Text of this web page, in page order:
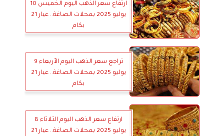
ارتفاع سعر الذهب اليوم الخميس 10
يوليو 2025 بمحلات الصاغة.. عيار 21
بكام
تراجع سعر الذهب اليوم الأربعاء 9
يوليو 2025 بمحلات الصاغة.. عيار 21
بكام
ارتفاع سعر الذهب اليوم الثلاثاء 8
يوليو 2025 بمحلات الصاغة.. عيار 21